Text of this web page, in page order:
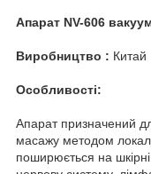
Апарат NV-606
Виробництво : Китай
Особливості:
Апарат призначений
масажу методом
поширюється на